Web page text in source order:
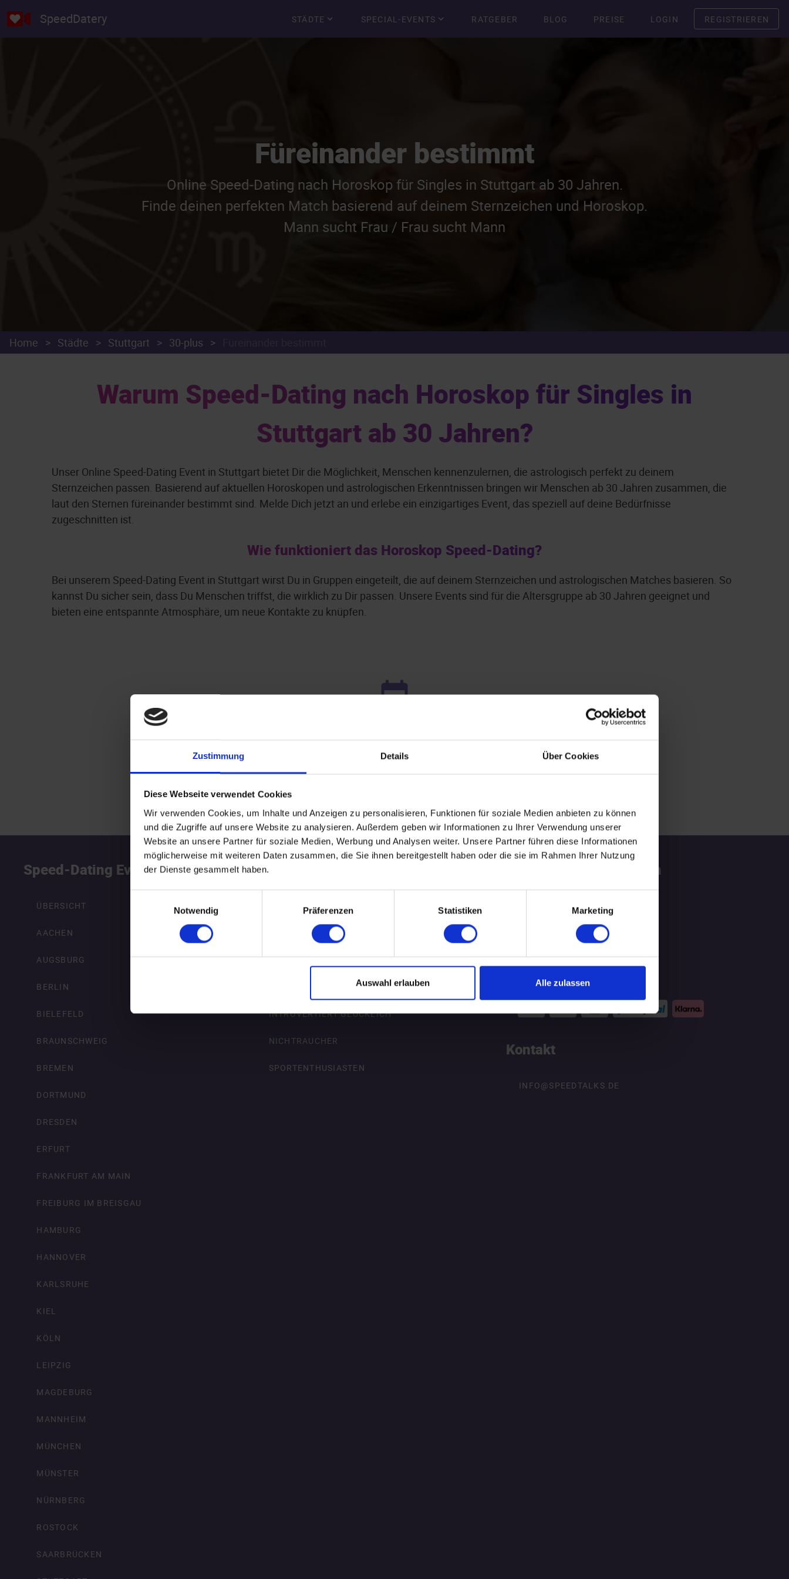
Zustimmung Details Über Cookies
Diese Webseite verwendet Cookies
Wir verwenden Cookies, um Inhalte und Anzeigen zu personalisieren, Funktionen für soziale Medien anbieten zu können
und die Zugriffe auf unsere Website zu analysieren. Außerdem geben wir Informationen zu Ihrer Verwendung unserer
Website an unsere Partner für soziale Medien, Werbung und Analysen weiter. Unsere Partner führen diese Informationen
möglicherweise mit weiteren Daten zusammen, die Sie ihnen bereitgestellt haben oder die sie im Rahmen Ihrer Nutzung
der Dienste gesammelt haben.
Notwendig
Präferenzen Statistiken Marketing
Auswahl erlauben Alle zulassen
SpeedDatery STÄDTE SPECIAL-EVENTS RATGEBER BLOG PREISE LOGIN REGISTRIEREN
Füreinander bestimmt
Online Speed-Dating nach Horoskop für Singles in Stuttgart ab 30 Jahren.
Finde deinen perfekten Match basierend auf deinem Sternzeichen und Horoskop.
Mann sucht Frau / Frau sucht Mann
Home > Städte > Stuttgart > 30-plus >
Warum Speed-Dating nach Horoskop für Singles in
Stuttgart ab 30 Jahren?
Unser Online Speed-Dating Event in Stuttgart bietet Dir die Möglichkeit, Menschen kennenzulernen, die astrologisch perfekt zu deinem
Sternzeichen passen. Basierend auf aktuellen Horoskopen und astrologischen Erkenntnissen bringen wir Menschen ab 30 Jahren zusammen, die
laut den Sternen füreinander bestimmt sind. Melde Dich jetzt an und erlebe ein einzigartiges Event, das speziell auf deine Bedürfnisse
zugeschnitten ist.
Wie funktioniert das Horoskop Speed-Dating?
Bei unserem Speed-Dating Event in Stuttgart wirst Du in Gruppen eingeteilt, die auf deinem Sternzeichen und astrologischen Matches basieren. So
kannst Du sicher sein, dass Du Menschen triffst, die wirklich zu Dir passen. Unsere Events sind für die Altersgruppe ab 30 Jahren geeignet und
bieten eine entspannte Atmosphäre, um neue Kontakte zu knüpfen.
Leider keine Events gefunden.
WEITERE EVENTS IN STUTTGART
Speed-Dating Events
ÜBERSICHT
AACHEN
AUGSBURG
BERLIN
BIELEFELD
BRAUNSCHWEIG
BREMEN
DORTMUND
DRESDEN
ERFURT
FRANKFURT AM MAIN
FREIBURG IM BREISGAU
HAMBURG
HANNOVER
KARLSRUHE
KIEL
KÖLN
LEIPZIG
MAGDEBURG
MANNHEIM
MÜNCHEN
MÜNSTER
NÜRNBERG
ROSTOCK
SAARBRÜCKEN
Special-Events
ÜBERSICHT
AKADEMIKER
ALLEINERZIEHENDE SINGLES
FÜREINANDER BESTIMMT
INTROVERTIERT GLÜCKLICH
NICHTRAUCHER
SPORTENTHUSIASTEN
Nützliche Informationen
Zahlungsmittel
Kontakt
INFO@SPEEDTALKS.DE